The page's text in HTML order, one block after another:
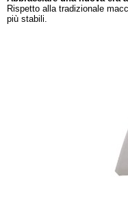
Rispetto alla tradizionale
più stabili.